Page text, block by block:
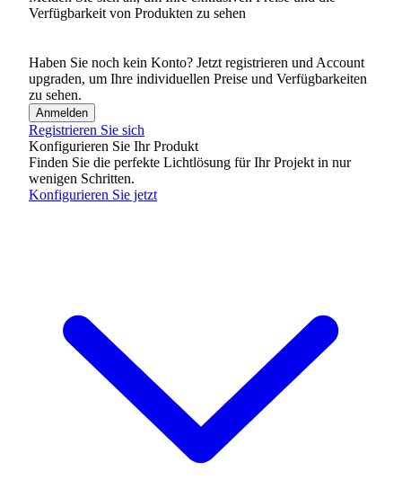
Verfügbarkeit von Produkten zu sehen
Haben Sie noch kein Konto? Jetzt registrieren und Account
upgraden, um Ihre individuellen Preise und Verfügbarkeiten
zu sehen.
Anmelden
Registrieren Sie sich
Konfigurieren Sie Ihr Produkt
Finden Sie die perfekte Lichtlösung für Ihr Projekt in nur
wenigen Schritten.
Konfigurieren Sie jetzt